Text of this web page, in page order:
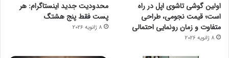
اولین گوشی تاشوی اپل در راه
است؛ قیمت نجومی، طراحی
متفاوت و زمان رونمایی احتمالی
8 ژانویه 2026
محدودیت جدید اینستاگرام: هر
پست فقط پنج هشتگ
8 ژانویه 2026